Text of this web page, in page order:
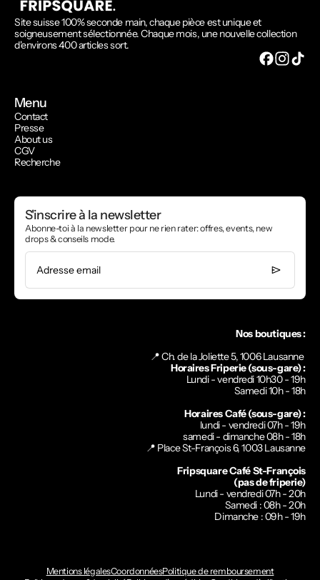
Site suisse 100% seconde main, chaque pièce est unique et
soigneusement sélectionnée. Chaque mois, une nouvelle collection
d'environs 400 articles sort.
Menu
Contact
Presse
About us
CGV
Recherche
S'inscrire à la newsletter
Abonne-toi à la newsletter pour ne rien rater: offres, events, new
drops & conseils mode.
Adresse email
Nos boutiques :
📍 Ch. de la Joliette 5, 1006 Lausanne
Horaires Friperie (sous-gare) :
Lundi - vendredi 10h30 - 19h
Samedi 10h - 18h
Horaires Café (sous-gare) :
lundi - vendredi 07h - 19h
samedi - dimanche 08h - 18h
📍 Place St-François 6, 1003 Lausanne
Fripsquare Café St-François
(pas de friperie)
Lundi - vendredi 07h - 20h
Samedi : 08h - 20h
Dimanche : 09h - 19h
Mentions légalesCoordonnéesPolitique de remboursement